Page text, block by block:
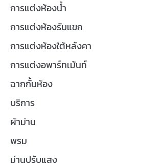
การแต่งห้องน้ำ
การแต่งห้องรับแขก
การแต่งห้องใต้หลังคา
การแต่งอพาร์ทเม้นท์
ฉากกั้นห้อง
บริการ
ผ้าม่าน
พรม
ม่านปรับแสง